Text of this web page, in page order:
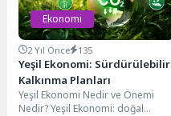
Ekonomi
2 Yıl Önce 135
Yeşil Ekonomi: Sürdürülebilir
Kalkınma Planları
Yeşil Ekonomi Nedir ve Önemi
Nedir? Yeşil Ekonomi: doğal